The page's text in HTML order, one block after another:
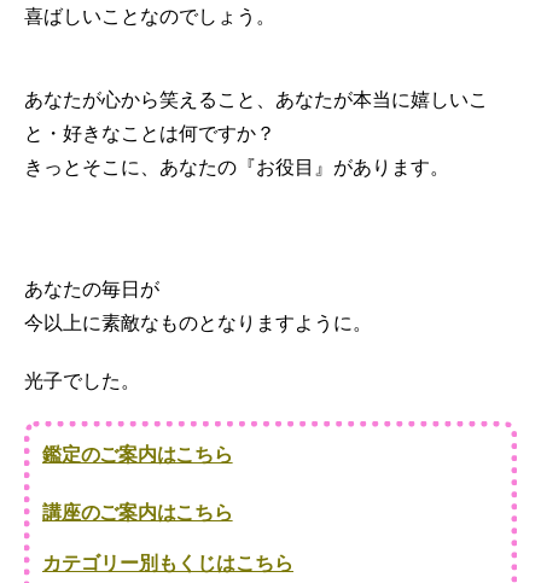
喜ばしいことなのでしょう。
あなたが心から笑えること、あなたが本当に嬉しいこ
と・好きなことは何ですか？
きっとそこに、あなたの『お役目』があります。
あなたの毎日が
今以上に素敵なものとなりますように。
光子でした。
鑑定のご案内はこちら
講座のご案内はこちら
カテゴリー別もくじはこちら